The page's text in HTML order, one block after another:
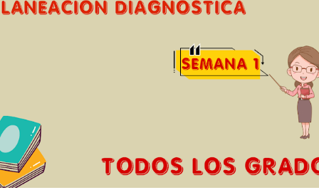
alumnos alcacen los niveles de logro educativo. Gracias por seguir a
diferentes materiales que hacen que todo esto sea posible,
recordándoles que nosotros solo los compartimos con fines educativos,
didácticos e informativos. ☺️ Obtén documento completo aquí 👇👇 👇